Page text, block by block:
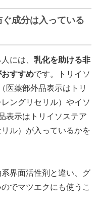
ぐ成分は入っている
には、 乳化を助ける非
すすめです。トリイソ
医薬部外品表示はトリ
ングリセリル）やイソ
表示はトリイソステア
ル）が入っているかを
界面活性剤と違い、グ
でマツエクにも使うこ